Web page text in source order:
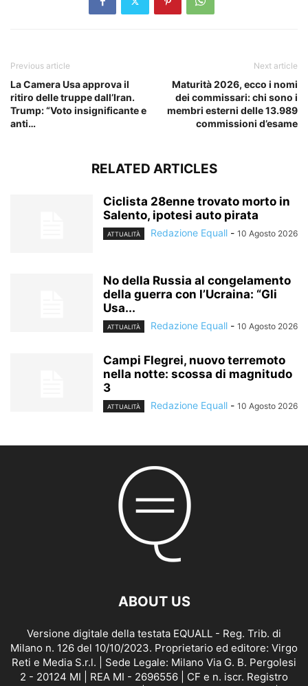
Previous article
La Camera Usa approva il
ritiro delle truppe dall’Iran.
Trump: “Voto insignificante e
anti…
Next article
Maturità 2026, ecco i nomi
dei commissari: chi sono i
membri esterni delle 13.989
commissioni d’esame
RELATED ARTICLES
Ciclista 28enne trovato morto in
Salento, ipotesi auto pirata
ATTUALITÀ Redazione Equall - 10 Agosto 2026
No della Russia al congelamento
della guerra con l’Ucraina: “Gli
Usa...
ATTUALITÀ Redazione Equall - 10 Agosto 2026
Campi Flegrei, nuovo terremoto
nella notte: scossa di magnitudo
3
ATTUALITÀ Redazione Equall - 10 Agosto 2026
ABOUT US
Versione digitale della testata EQUALL - Reg. Trib. di
Milano n. 126 del 10/10/2023. Proprietario ed editore: Virgo
Reti e Media S.r.l. | Sede Legale: Milano Via G. B. Pergolesi
2 - 20124 MI | REA MI - 2696556 | CF e n. iscr. Registro